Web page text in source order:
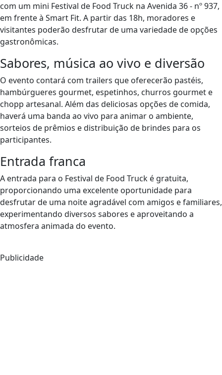
com um mini Festival de Food Truck na Avenida 36 - nº 937,
em frente à Smart Fit. A partir das 18h, moradores e
visitantes poderão desfrutar de uma variedade de opções
gastronômicas.
Sabores, música ao vivo e diversão
O evento contará com trailers que oferecerão pastéis,
hambúrgueres gourmet, espetinhos, churros gourmet e
chopp artesanal. Além das deliciosas opções de comida,
haverá uma banda ao vivo para animar o ambiente,
sorteios de prêmios e distribuição de brindes para os
participantes.
Entrada franca
A entrada para o Festival de Food Truck é gratuita,
proporcionando uma excelente oportunidade para
desfrutar de uma noite agradável com amigos e familiares,
experimentando diversos sabores e aproveitando a
atmosfera animada do evento.
Publicidade